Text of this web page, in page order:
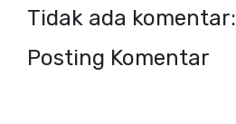
Tidak ada komentar:
Posting Komentar